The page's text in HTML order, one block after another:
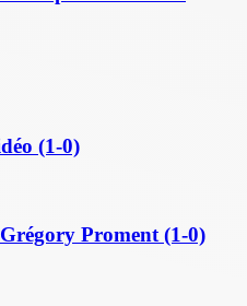
(1-0)
Proment (1-0)